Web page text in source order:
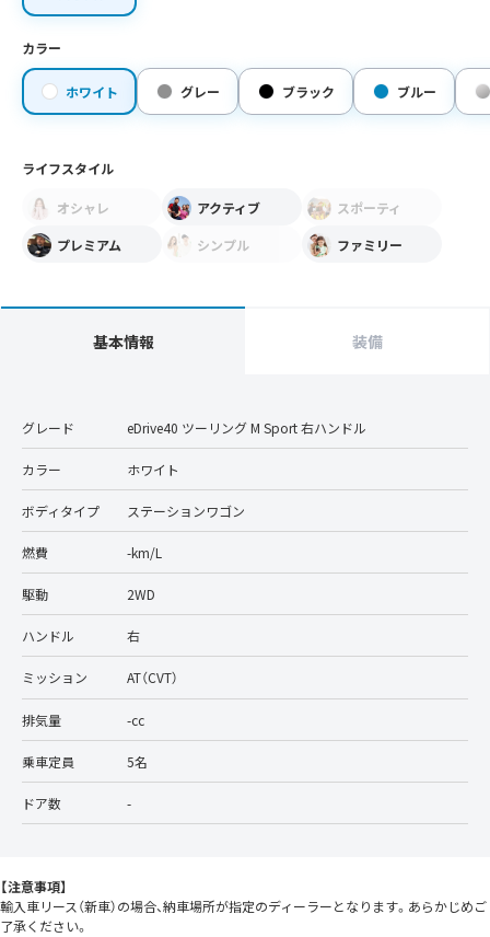
カラー
ホワイト グレー ブラック ブルー
ライフスタイル
オシャレ アクティブ
スポーティ
プレミアム
シンプル ファミリー
基本情報 装備
グレード eDrive40 ツーリング M Sport 右ハンドル
カラー ホワイト
ボディタイプ ステーションワゴン
燃費 -km/L
駆動 2WD
ハンドル 右
ミッション AT（CVT）
排気量 -cc
乗車定員 5名
ドア数 -
【注意事項】
輸入車リース（新車）の場合、納車場所が指定のディーラーとなります。あらかじめご
了承ください。